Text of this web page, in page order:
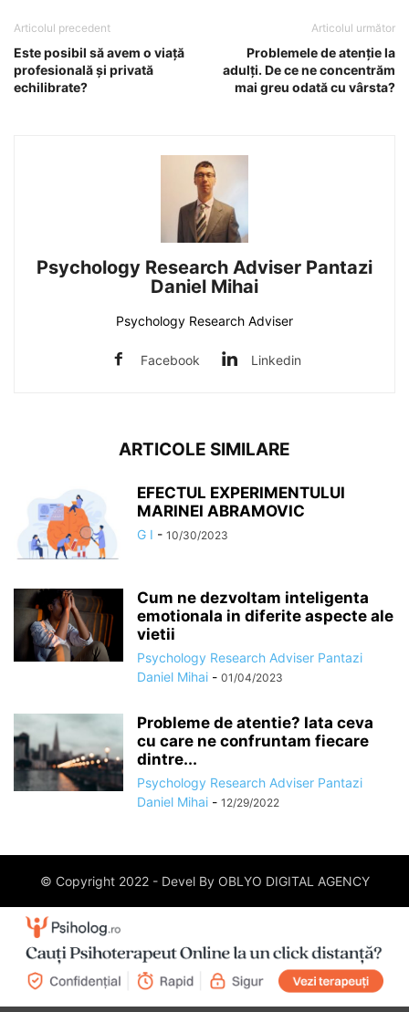
Articolul precedent
Este posibil să avem o viaţă
profesională şi privată
echilibrate?
Articolul următor
Problemele de atenţie la
adulţi. De ce ne concentrăm
mai greu odată cu vârsta?
Psychology Research Adviser Pantazi
Daniel Mihai
Psychology Research Adviser
Facebook Linkedin
ARTICOLE SIMILARE
EFECTUL EXPERIMENTULUI
MARINEI ABRAMOVIC
G I - 10/30/2023
Cum ne dezvoltam inteligenta
emotionala in diferite aspecte ale
vietii
Psychology Research Adviser Pantazi
Daniel Mihai - 01/04/2023
Probleme de atentie? Iata ceva
cu care ne confruntam fiecare
dintre...
Psychology Research Adviser Pantazi
Daniel Mihai - 12/29/2022
© Copyright 2022 - Devel By OBLYO DIGITAL AGENCY